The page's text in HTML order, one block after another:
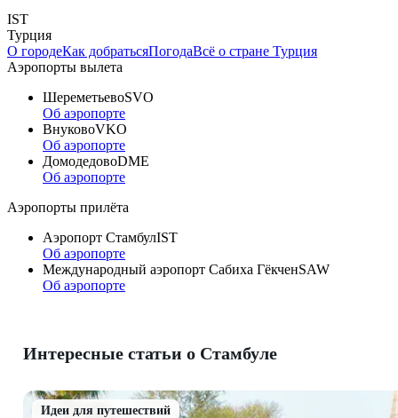
IST
Турция
О городеКак добратьсяПогодаВсё о стране Турция
Аэропорты вылета
ШереметьевоSVO
Об аэропорте
ВнуковоVKO
Об аэропорте
ДомодедовоDME
Об аэропорте
Аэропорты прилёта
Аэропорт СтамбулIST
Об аэропорте
Международный аэропорт Сабиха ГёкченSAW
Об аэропорте
Интересные статьи о Стамбуле
Идеи для путешествий